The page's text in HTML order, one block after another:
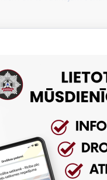
Latvijā no 2014. līdz
un to radītajām
un to radītajām
Latvijā no 2009. līdz
cilvēki ugunsgrēkos no